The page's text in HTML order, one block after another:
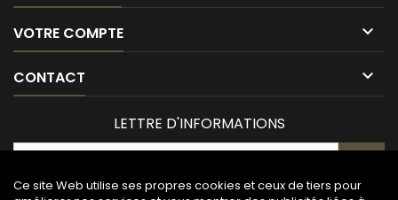
VOTRE COMPTE 
CONTACT 
Ce site Web utilise ses propres cookies et ceux de tiers pour
LETTRE D'INFORMATIONS